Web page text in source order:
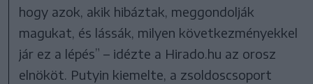
hogy azok, akik hibáztak, meggondolják
magukat, és lássák, milyen következményekkel
jár ez a lépés” – idézte a Hirado.hu az orosz
elnököt. Putyin kiemelte, a zsoldoscsoport